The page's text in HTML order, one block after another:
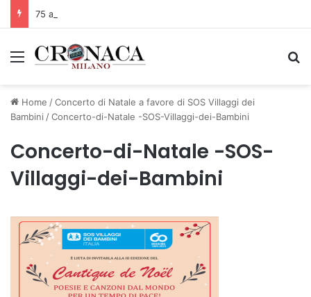
Menu
Home /Concerto di Natale a favore di SOS Villaggi dei
Bambini /Concerto-di-Natale -SOS-Villaggi-dei-Bambini
Concerto-di-Natale -SOS-
Villaggi-dei-Bambini